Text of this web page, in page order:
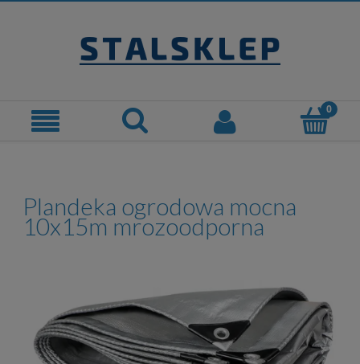
Plandeka ogrodowa mocna
10x15m mrozoodporna